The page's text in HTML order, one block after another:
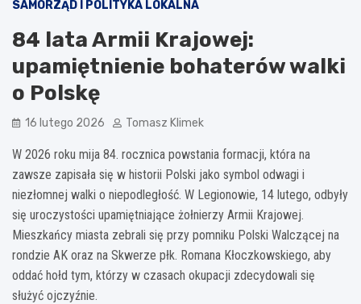
SAMORZĄD I POLITYKA LOKALNA
84 lata Armii Krajowej:
upamiętnienie bohaterów walki
o Polskę
16 lutego 2026 Tomasz Klimek
W 2026 roku mija 84. rocznica powstania formacji, która na
zawsze zapisała się w historii Polski jako symbol odwagi i
niezłomnej walki o niepodległość. W Legionowie, 14 lutego, odbyły
się uroczystości upamiętniające żołnierzy Armii Krajowej.
Mieszkańcy miasta zebrali się przy pomniku Polski Walczącej na
rondzie AK oraz na Skwerze płk. Romana Kłoczkowskiego, aby
oddać hołd tym, którzy w czasach okupacji zdecydowali się
służyć ojczyźnie.